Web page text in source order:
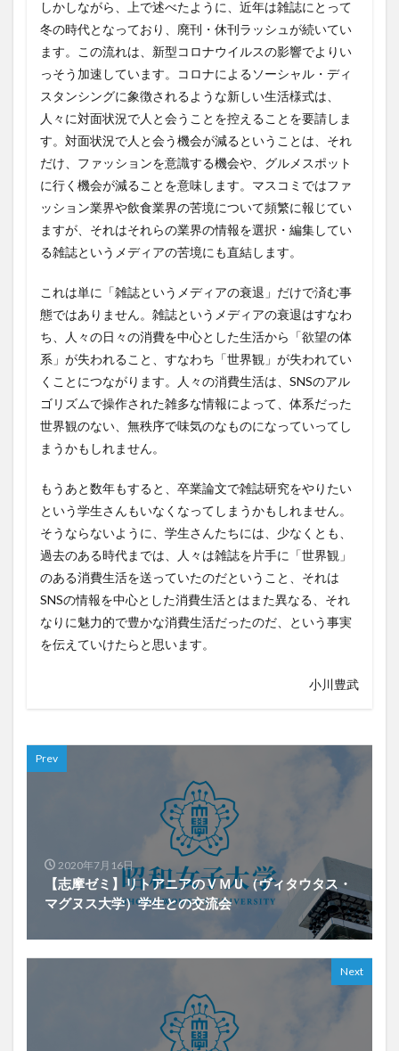
しかしながら、上で述べたように、近年は雑誌にとって
冬の時代となっており、廃刊・休刊ラッシュが続いてい
ます。この流れは、新型コロナウイルスの影響でよりい
っそう加速しています。コロナによるソーシャル・ディ
スタンシングに象徴されるような新しい生活様式は、
人々に対面状況で人と会うことを控えることを要請しま
す。対面状況で人と会う機会が減るということは、それ
だけ、ファッションを意識する機会や、グルメスポット
に行く機会が減ることを意味します。マスコミではファ
ッション業界や飲食業界の苦境について頻繁に報じてい
ますが、それはそれらの業界の情報を選択・編集してい
る雑誌というメディアの苦境にも直結します。
これは単に「雑誌というメディアの衰退」だけで済む事
態ではありません。雑誌というメディアの衰退はすなわ
ち、人々の日々の消費を中心とした生活から「欲望の体
系」が失われること、すなわち「世界観」が失われてい
くことにつながります。人々の消費生活は、SNSのアル
ゴリズムで操作された雑多な情報によって、体系だった
世界観のない、無秩序で味気のなものになっていってし
まうかもしれません。
もうあと数年もすると、卒業論文で雑誌研究をやりたい
という学生さんもいなくなってしまうかもしれません。
そうならないように、学生さんたちには、少なくとも、
過去のある時代までは、人々は雑誌を片手に「世界観」
のある消費生活を送っていたのだということ、それは
SNSの情報を中心とした消費生活とはまた異なる、それ
なりに魅力的で豊かな消費生活だったのだ、という事実
を伝えていけたらと思います。
小川豊武
Prev
2020年7月16日
【志摩ゼミ】リトアニアのＶＭＵ（ヴィタウタス・
マグヌス大学）学生との交流会
Next